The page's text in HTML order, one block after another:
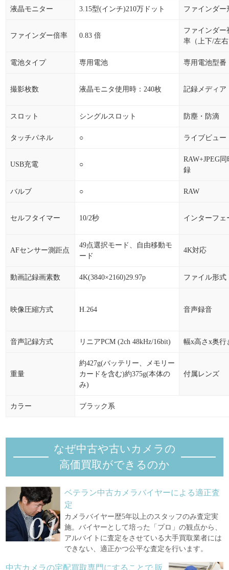
液晶モニター 3.15型(インチ)210万ドット ファインダー
ファインダー倍率 0.83 倍
ファインダー
率（上下/左
電池タイプ 専用電池 専用電池型番
撮影枚数 液晶モニタ使用時：240枚 記録メディア
スロット シングルスロット 防塵・防滴
タッチパネル ○ ライブビュー
USB充電 ○
RAW+JPEG
録
バルブ ○ RAW
セルフタイマー 10/2秒 インターフェ
AFセンサー測距点
49点選択モード、自由移動モ
ード
4K対応
動画記録画素数 4K(3840×2160)29.97p ファイル形式
映像圧縮方式 H.264 音声録音
音声記録方式 リニアPCM (2ch 48kHz/16bit) 幅x高さx奥行
重量
約427g(バッテリー、メモリー
カードを含む)約375g(本体の
み)
付属レンズ
カラー ブラック系
なぜ中古や古いカメラの
高価買取ができるのか
ベテラン中古カメラバイヤーによる適正査
定
カメラバイヤー歴5年以上のスタッフのみ査定実
施。バイヤーとして培った「プロ」の観点から、
アルバイトに査定をさせている大手買取業者には
できない、適正かつ公平な査定を行います。
中古カメラの宅配買取専門にすることで 販